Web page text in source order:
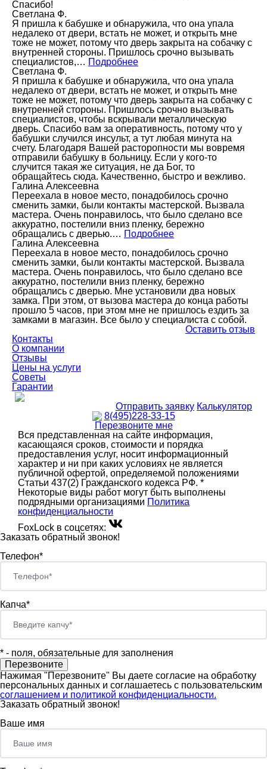
Спасибо!
Светлана Ф.
Я пришла к бабушке и обнаружила, что она упала
недалеко от двери, встать не может, и открыть мне
тоже не может, потому что дверь закрыта на собачку с
внутренней стороны. Пришлось срочно вызывать
специалистов,… Подробнее
Светлана Ф.
Я пришла к бабушке и обнаружила, что она упала
недалеко от двери, встать не может, и открыть мне
тоже не может, потому что дверь закрыта на собачку с
внутренней стороны. Пришлось срочно вызывать
специалистов, чтобы вскрывали металлическую
дверь. Спасибо вам за оперативность, потому что у
бабушки случился инсульт, а тут любая минута на
счету. Благодаря Вашей расторопности мы вовремя
отправили бабушку в больницу. Если у кого-то
случится такая же ситуация, не да Бог, то
обращайтесь сюда. Качественно, быстро и вежливо.
Галина Алексеевна
Переехала в новое место, понадобилось срочно
сменить замки, были контакты мастерской. Вызвала
мастера. Очень понравилось, что было сделано все
аккуратно, постелили вниз пленку, бережно
обращались с дверью.… Подробнее
Галина Алексеевна
Переехала в новое место, понадобилось срочно
сменить замки, были контакты мастерской. Вызвала
мастера. Очень понравилось, что было сделано все
аккуратно, постелили вниз пленку, бережно
обращались с дверью. Мне установили два новых
замка. При этом, от вызова мастера до конца работы
прошло 5 часов, при этом мне не пришлось ездить за
замками в магазин. Все было у специалиста с собой.
Оставить отзыв
Контакты
О компании
Отзывы
Цены на услуги
Советы
Гарантии
Отправить заявку Калькулятор
8(495)228-33-15
Перезвоните мне
Вся представленная на сайте информация,
касающаяся сроков, стоимости и порядка
предоставления услуг, носит информационный
характер и ни при каких условиях не является
публичной офертой, определяемой положениями
Статьи 437(2) Гражданского кодекса РФ. *
Некоторые виды работ могут быть выполнены
подрядными организациями Политика
конфиденциальности
FoxLock в соцсетях:
Заказать обратный звонок!
Телефон*
Капча*
* - поля, обязательные для заполнения
Нажимая "Перезвоните" Вы даете согласие на обработку
персональных данных и соглашаетесь c пользовательским
соглашением и политикой конфиденциальности.
Заказать обратный звонок!
Ваше имя